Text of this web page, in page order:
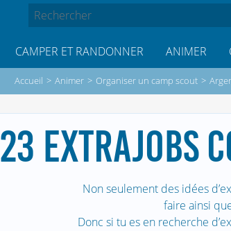
CAMPER ET RANDONNER ANIMER
Accueil > Animer > Organiser un camp scout >
23 EXTRAJOBS
Non seulement des idées
faire ainsi
Donc si tu es en recherche